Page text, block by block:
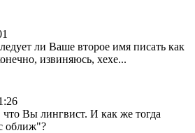
ли Ваше второе имя писать как
извиняюсь, хехе...
Вы лингвист. И как же тогда
оближ"?